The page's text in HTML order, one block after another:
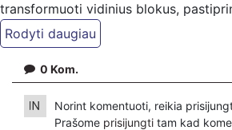
transformuoti vidinius blokus,
sveikatą.
Gimimo transformacija:
https://www.dvasinistiesinimas.lt/
Čakrų valymas ir balansavimas:
0 Kom.
Norint komentuoti, reikia
Prašome prisijungti tam kad